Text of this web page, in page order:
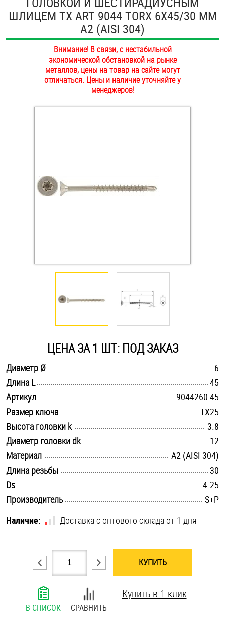
ОПЛАТА И ДОСТАВКА
НАШИ МАГАЗИНЫ
Втулки
Гайки
Дюбели
Дюймовый крепёж
Крюки, кольца с метрической резьбой
Саморезы и шурупы
Такелаж
Хомуты
Шайбы
Шпильки
Шплинты
Штифты и пальцы
ШЛИЦЕМ TX ART 9044 TORX 6Х45/30 ММ
А2 (AISI 304)
Внимание! В связи, с нестабильной
экономической обстановкой на рынке
металлов, цены на товар на сайте могут
отличаться. Цены и наличие уточняйте у
менеджеров!
ЦЕНА ЗА 1 ШТ: ПОД ЗАКАЗ
Диаметр Ø
6
Длина L
45
Артикул
9044260 45
Размер ключа
TX25
Высота головки k
3.8
Диаметр головки dk
12
Материал
А2 (AISI 304)
Длина резьбы
30
Ds
4.25
Производитель
S+P
Наличие:
Доставка с оптового склада от 1 дня
КУПИТЬ
В СПИСОК СРАВНИТЬ
Купить в 1 клик